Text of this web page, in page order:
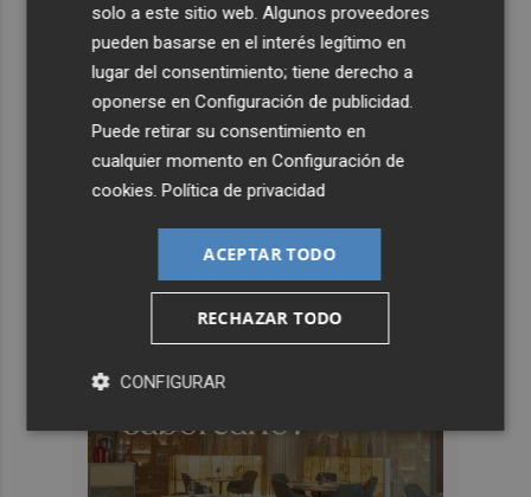
solo a este sitio web. Algunos proveedores
pueden basarse en el interés legítimo en
lugar del consentimiento; tiene derecho a
oponerse enConfiguración de publicidad
Puede retirar su consentimiento en
cualquier momento enConfiguración de
cookies .Política de privacidad
ACEPTAR TODO
RECHAZAR TODO
CONFIGURAR